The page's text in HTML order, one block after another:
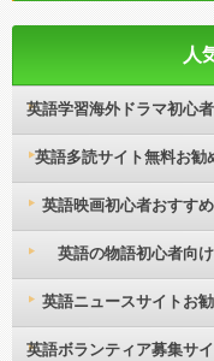
人
英語学習海外ドラマ初心
英語多読サイト無料お勧
英語映画初心者おすす
英語の物語初心者向
英語ニュースサイトお
英語ボランティア募集サ